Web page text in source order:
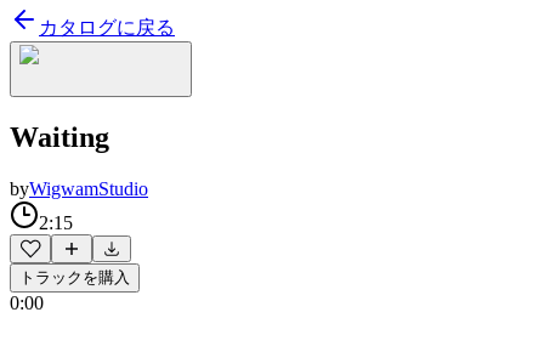
カタログに戻る
Waiting
byWigwamStudio
2:15
トラックを購入
0:00